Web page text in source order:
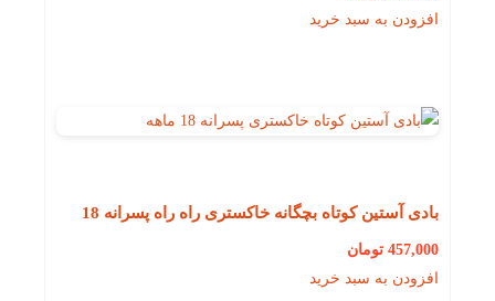
افزودن به سبد خرید
بادی آستین کوتاه بچگانه خاکستری راه راه پسرانه 18
ماهه کارترز
457,000 تومان
افزودن به سبد خرید